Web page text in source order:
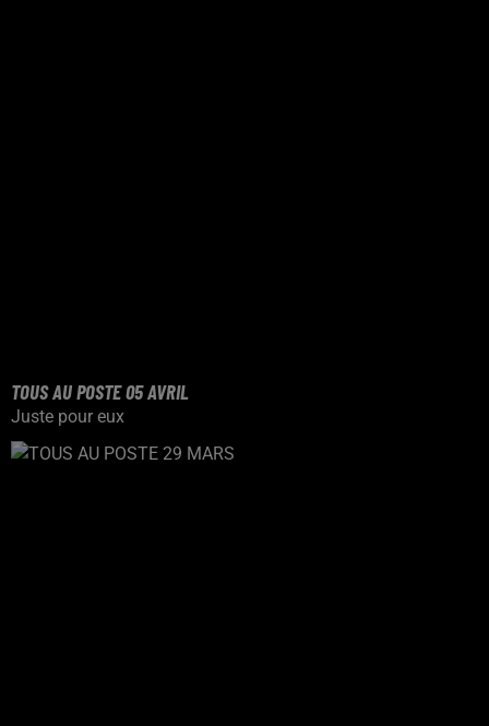
TOUS AU POSTE 05 AVRIL
Juste pour eux